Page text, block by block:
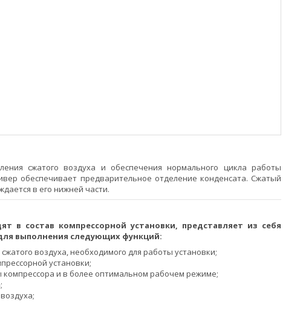
сжатого воздуха и обеспечения нормального цикла работы
обеспечивает предварительное отделение конденсата. Сжатый
в его нижней части.
в состав компрессорной установки, представляет из себя
выполнения следующих функций:
воздуха, необходимого для работы установки;
установки;
и в более оптимальном рабочем режиме;